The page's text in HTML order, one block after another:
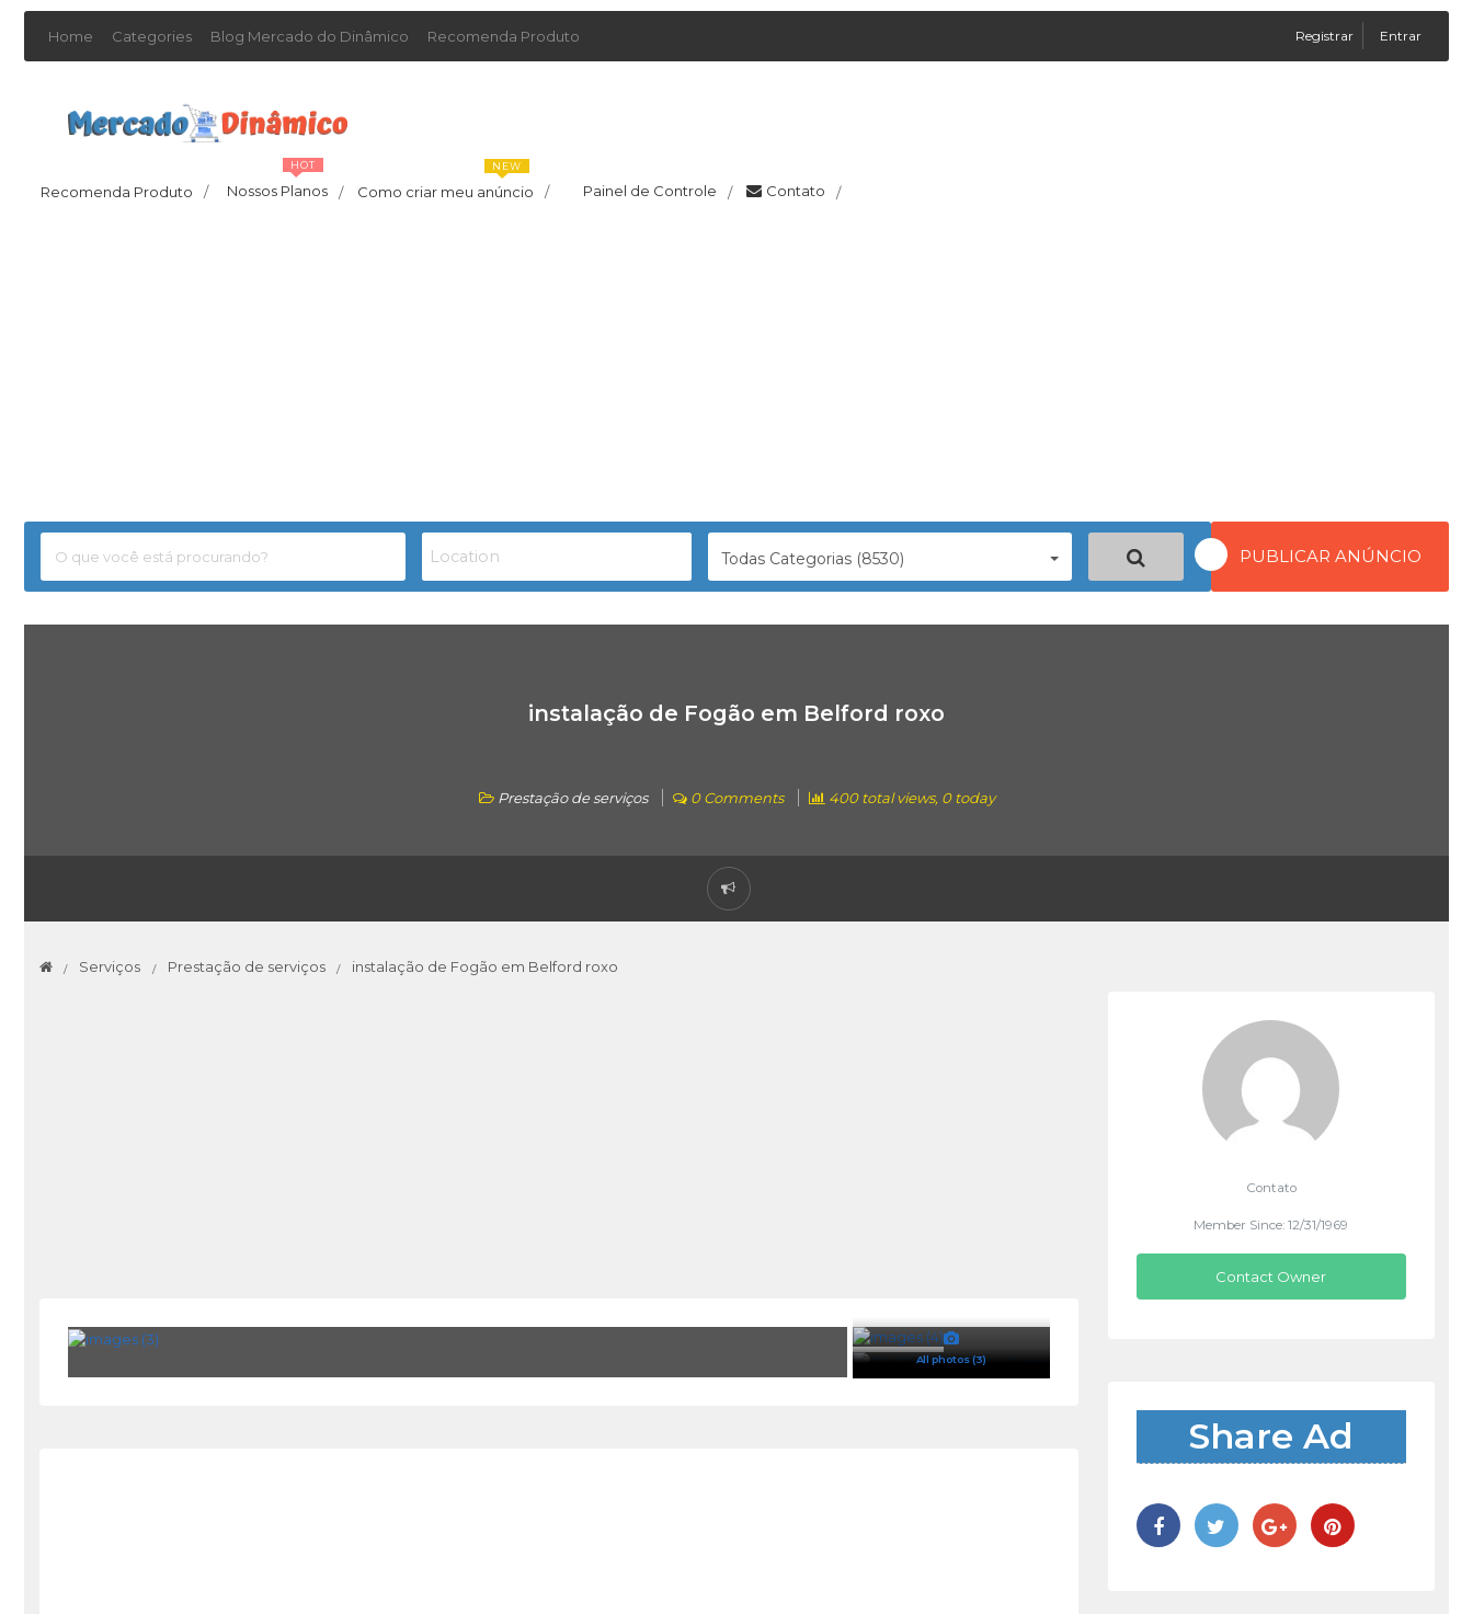
Home Categories Blog Mercado do Dinâmico Recomenda Produto Registrar Entrar
Recomenda Produto / Nossos Planos /
HOT
Como criar meu anúncio /
NEW
Painel de Controle / Contato /
Todas Categorias (8530) PUBLICAR ANÚNCIO
instalação de Fogão em Belford roxo
Prestação de serviços 0 Comments 400 total views, 0 today
Serviços Prestação de serviços instalação de Fogão em Belford roxo
All photos (3)
Contato
Member Since: 12/31/1969
Contact Owner
Share Ad